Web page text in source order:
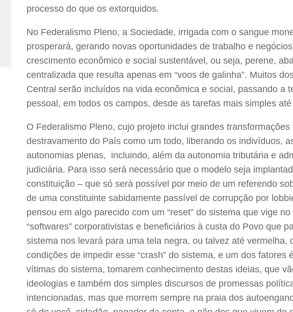
processo do que os extorquidos.
No Federalismo Pleno, a Sociedade, irrigada com o sangue
prosperará, gerando novas oportunidades de trabalho e
crescimento econômico e social sustentável, ou seja, perene,
centralizada que resulta apenas em “voos de galinha”. Muitos
Central serão incluídos na vida econômica e social, passando a
pessoal, em todos os campos, desde as tarefas mais simples
O Federalismo Pleno, cujo projeto inclui grandes
destravamento do País como um todo, liberando os indivíduos,
autonomias plenas, incluindo, além da autonomia tributária e
judiciária. Para isso será necessário que o modelo seja
constituição – que só será possível por meio de um referendo
de uma constituinte sabidamente passível de corrupção por
pensou em algo parecido com um “reset” do sistema que vige
“softwares” corporativistas e beneficiários à custa do Povo que
sistema nos levará para uma tela negra, ou talvez até vermelha,
condições de impedir esse “crash” do sistema, e um dos fatores
vítimas do sistema, tomarem conhecimento destas ideias, que
ideologias e também dos simples discursos de promessas
intencionadas, mas que morrem sempre na praia dos